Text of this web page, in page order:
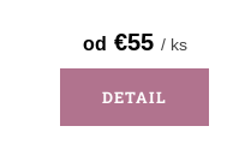
od €55 / ks
DETAIL